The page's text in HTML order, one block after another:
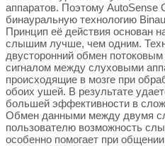
аппаратов. Поэтому AutoSense
бинауральную технологию
Принцип её действия основан
слышим лучше, чем одним.
двусторонний обмен
сигналом между слуховыми
происходящие в мозге при
обоих ушей. В результате
большей эффективности в
Обмен данными между двумя
пользователю возможность
особенно помогает при